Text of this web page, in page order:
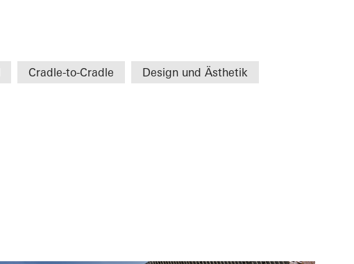
Cradle-to-Cradle Design und Ästhetik